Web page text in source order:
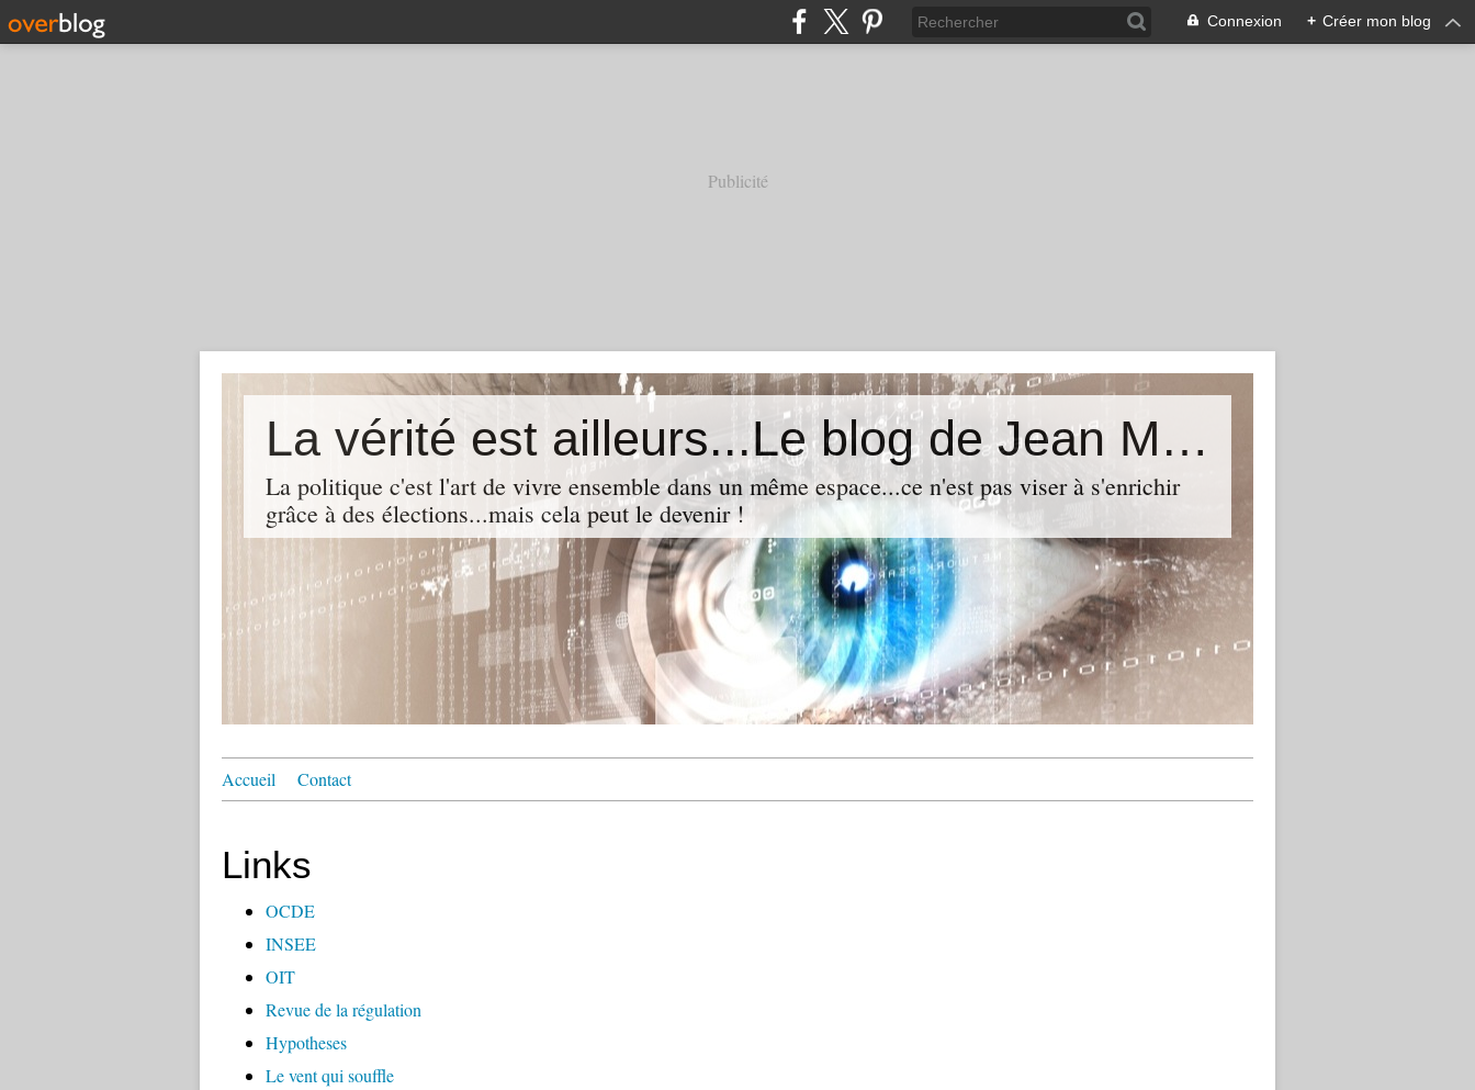
Connexion + Créer mon blog
Publicité
La vérité est ailleurs...Le blog de Jean Michel Béhar
La politique c'est l'art de vivre ensemble dans un même espace...ce n'est pas viser à s'enrichir
grâce à des élections...mais cela peut le devenir !
Accueil Contact
Links
OCDE
INSEE
OIT
Revue de la régulation
Hypotheses
Le vent qui souffle